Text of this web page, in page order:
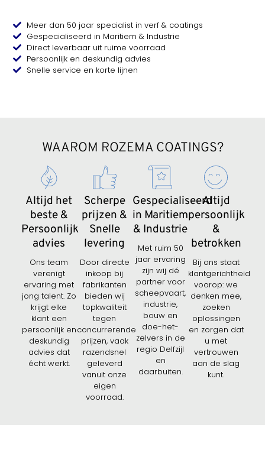
Meer dan 50 jaar specialist in verf & coatings
Gespecialiseerd in Maritiem & Industrie
Direct leverbaar uit ruime voorraad
Persoonlijk en deskundig advies
Snelle service en korte lijnen
WAAROM ROZEMA COATINGS?
Altijd het
beste &
Persoonlijk
advies
Ons team
verenigt
ervaring met
jong talent. Zo
krijgt elke
klant een
persoonlijk en
deskundig
advies dat
écht werkt.
Scherpe
prijzen &
Snelle
levering
Door directe
inkoop bij
fabrikanten
bieden wij
topkwaliteit
tegen
concurrerende
prijzen, vaak
razendsnel
geleverd
vanuit onze
eigen
voorraad.
Gespecialiseerd
in Maritiem
& Industrie
Met ruim 50
jaar ervaring
zijn wij dé
partner voor
scheepvaart,
industrie,
bouw en
doe-het-
zelvers in de
regio Delfzijl
en
daarbuiten.
Altijd
persoonlijk
&
betrokken
Bij ons staat
klantgerichtheid
voorop: we
denken mee,
zoeken
oplossingen
en zorgen dat
u met
vertrouwen
aan de slag
kunt.